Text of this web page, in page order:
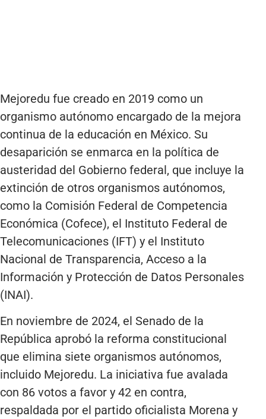
Mejoredu fue creado en 2019 como un
organismo autónomo encargado de la mejora
continua de la educación en México. Su
desaparición se enmarca en la política de
austeridad del Gobierno federal, que incluye la
extinción de otros organismos autónomos,
como la Comisión Federal de Competencia
Económica (Cofece), el Instituto Federal de
Telecomunicaciones (IFT) y el Instituto
Nacional de Transparencia, Acceso a la
Información y Protección de Datos Personales
(INAI).
En noviembre de 2024, el Senado de la
República aprobó la reforma constitucional
que elimina siete organismos autónomos,
incluido Mejoredu. La iniciativa fue avalada
con 86 votos a favor y 42 en contra,
respaldada por el partido oficialista Morena y